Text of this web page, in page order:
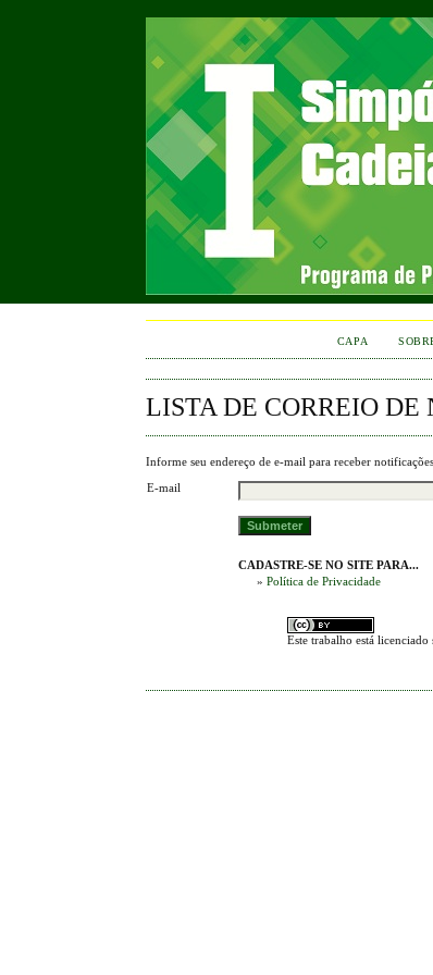
CAPA
LISTA DE CORREIO DE
Informe seu endereço de e-mail para receber
E-mail
CADASTRE-SE NO SITE PARA...
» Política de Privacidade
Este trabalho está licenciado